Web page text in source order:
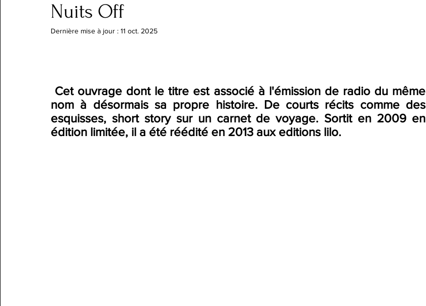
Nuits Off
Dernière mise à jour : 11 oct. 2025
nom à désormais sa propre histoire. De courts récits comme des
esquisses, short story sur un carnet de voyage. Sortit en 2009 en
édition limitée, il a été réédité en 2013 aux editions lilo.